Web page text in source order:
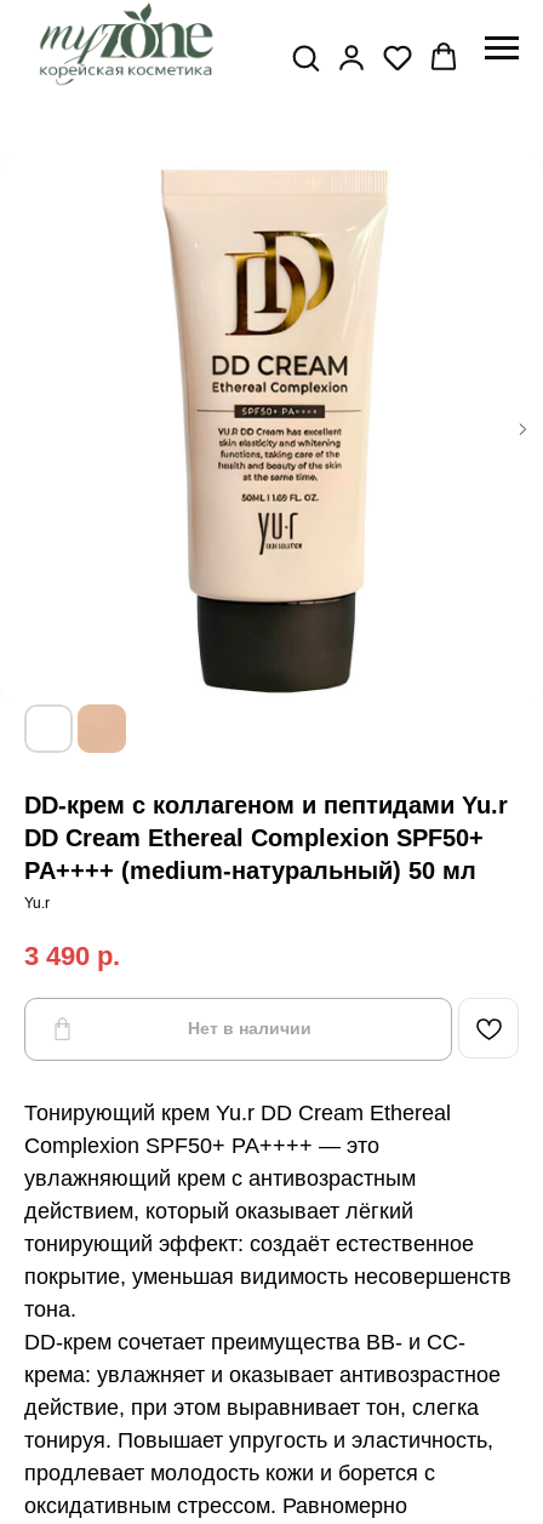
DD-крем с коллагеном и пептидами Yu.r
DD Cream Ethereal Complexion SPF50+
PA++++ (medium-натуральный) 50 мл
Yu.r
3 490 р.
Нет в наличии
Тонирующий крем Yu.r DD Cream Ethereal
Complexion SPF50+ PA++++ — это
увлажняющий крем с антивозрастным
действием, который оказывает лёгкий
тонирующий эффект: создаёт естественное
покрытие, уменьшая видимость несовершенств
тона.
DD-крем сочетает преимущества BB- и CC-
крема: увлажняет и оказывает антивозрастное
действие, при этом выравнивает тон, слегка
тонируя. Повышает упругость и эластичность,
продлевает молодость кожи и борется с
оксидативным стрессом. Равномерно